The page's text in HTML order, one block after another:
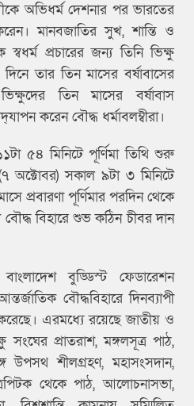
অভিধর্ম দেশনার পর ভারতের
মানবজাতির সুখ, শান্তি ও
স্বধর্ম প্রচারের জন্য তিনি ভিক্ষু
তার তিন মাসের বর্ষাবাসের
তিন মাসের বর্ষাবাস
করেন বৌদ্ধ ধর্মাবলম্বীরা।
৫৪ মিনিটে পূর্ণিমা তিথি শুরু
অক্টোবর) সকাল ৯টা ৩ মিনিটে
প্রবারণা পূর্ণিমার পরদিন থেকে
বিহারে শুভ কঠিন চীবর দান
বাংলাদেশ বুড্ডিস্ট ফেডারেশন
বৌদ্ধবিহারে দিনব্যাপী
এরমধ্যে রয়েছে জাতীয় ও
সংঘের প্রাতরাশ, মঙ্গলসূত্র পাঠ,
উপসথ শীলগ্রহণ, মহাসংসদান,
থেকে পাঠ, আলোচনাসভা,